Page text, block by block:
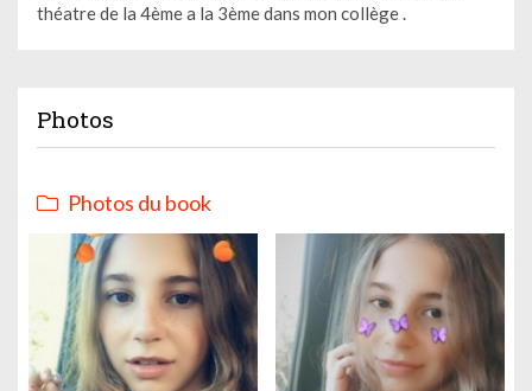
théatre de la 4ème a la 3ème dans mon collège .
Photos
Photos du book